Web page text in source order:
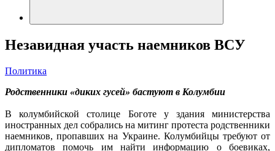
Незавидная участь наемников ВСУ
Политика
Родственники «диких гусей» бастуют в Колумбии
В колумбийской столице Боготе у здания министерства
иностранных дел собрались на митинг протеста родственники
наемников, пропавших на Украине. Колумбийцы требуют от
дипломатов помочь им найти информацию о боевиках,